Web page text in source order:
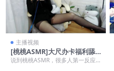
主播视频
[桃桃ASMR]大尺办卡福利舔
耳合集 17
说到桃桃ASMR，很多人第一反应